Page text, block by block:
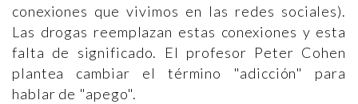
conexiones que vivimos en las redes sociales).
Las drogas reemplazan estas conexiones y esta
falta de significado. El profesor Peter Cohen
plantea cambiar el término "adicción" para
hablar de "apego".